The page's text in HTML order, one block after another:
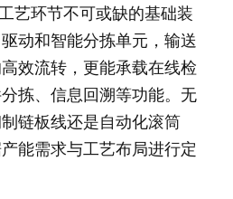
艺环节不可或缺的基础装
动和智能分拣单元，输送
效流转，更能承载在线检
拣、信息回溯等功能。无
链板线还是自动化滚筒
能需求与工艺布局进行定